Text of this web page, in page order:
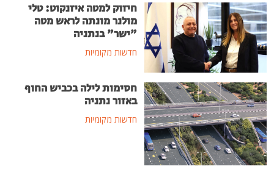
חיזוק למטה איזנקוט: טלי
מולנר מונתה לראש מטה
"ישר" בנתניה
חדשות מקומיות
חסימות לילה בכביש החוף
באזור נתניה
חדשות מקומיות